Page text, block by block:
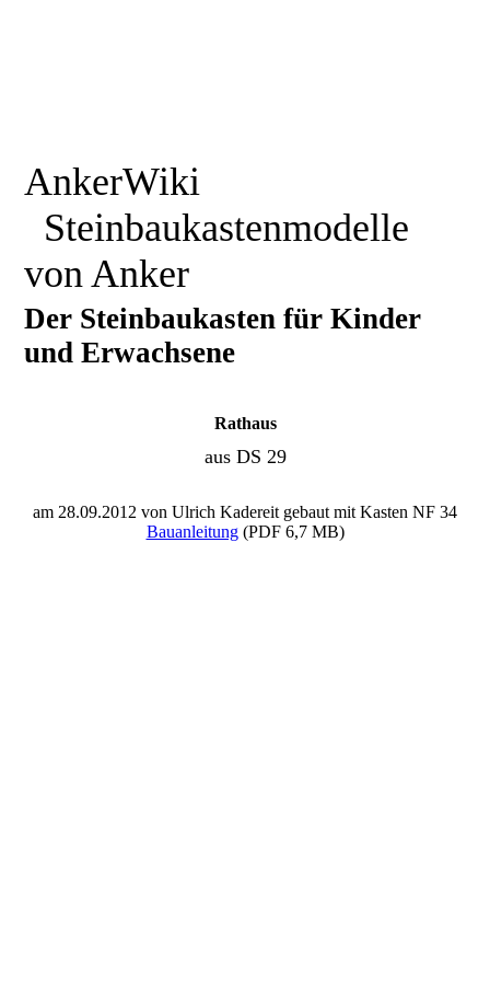
AnkerWiki
Steinbaukastenmodelle
von Anker
Der Steinbaukasten für Kinder
und Erwachsene
Rathaus
aus DS 29
am 28.09.2012 von Ulrich Kadereit gebaut mit Kasten NF 34
Bauanleitung(PDF 6,7 MB)